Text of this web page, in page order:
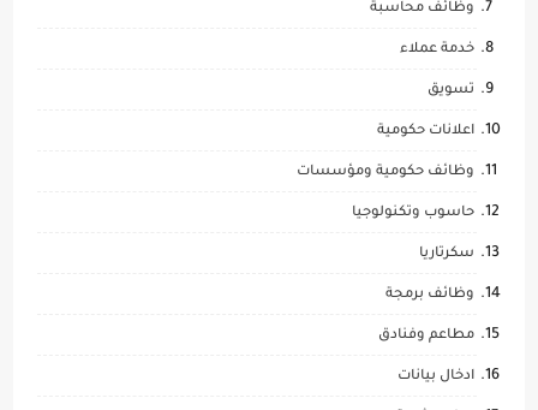
وظائف محاسبة
خدمة عملاء
تسويق
اعلانات حكومية
وظائف حكومية ومؤسسات
حاسوب وتكنولوجيا
سكرتاريا
وظائف برمجة
مطاعم وفنادق
ادخال بيانات